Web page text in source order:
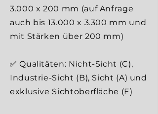
3.000 x 200 mm (auf Anfrage
auch bis 13.000 x 3.300 mm und
mit Stärken über 200 mm)
✅ Qualitäten: Nicht-Sicht (C),
Industrie-Sicht (B), Sicht (A) und
exklusive Sichtoberfläche (E)